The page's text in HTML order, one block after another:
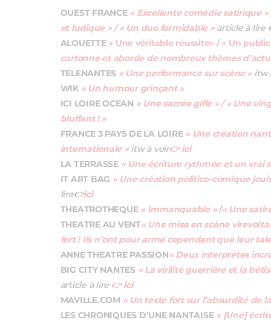
OUEST FRANCE « Excellente comédie satirique
et ludique » / « Un duo formidable » article à lire
ALOUETTE « Une véritable réussite» / « Un
cartonne et aborde de nombreux thèmes
TELENANTES « Une performance sur scène» itw
WIK « Un humour grinçant »
ICI LOIRE OCEAN « Une sacrée gifle » / « Une
bluffant ! »
FRANCE 3 PAYS DE LA LOIRE « Une création
internationale » itw à voir👉ici
LA TERRASSE « Une écriture rythmée et un vrai
IT ART BAG « Une création politico-comique
lire👉ici
THEATROTHEQUE « Immanquable »/« Une
THEATRE AU VENT« Une mise en scène
fort ! Ils n’ont pour arme cependant que leur
ANNE THEATRE PASSION « Deux interprètes
BIG CITY NANTES « La virilité guerrière et la
article à lire 👉ici
MAVILLE.COM « Un texte fort sur l’absurdité de
LES CHRONIQUES D’UNE NANTAISE « [Une]